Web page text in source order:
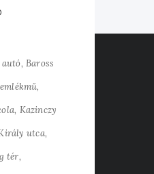
autó Baross
emlékmű
Kazinczy
utca
tér